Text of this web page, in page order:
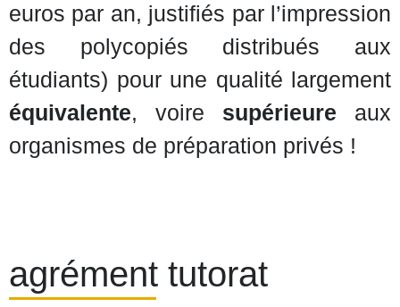
euros par an, justifiés par l’impression
des polycopiés distribués aux
étudiants) pour une qualité largement
équivalente, voire supérieure aux
organismes de préparation privés !
agrément tutorat